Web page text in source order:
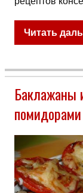
Читать
Баклажаны